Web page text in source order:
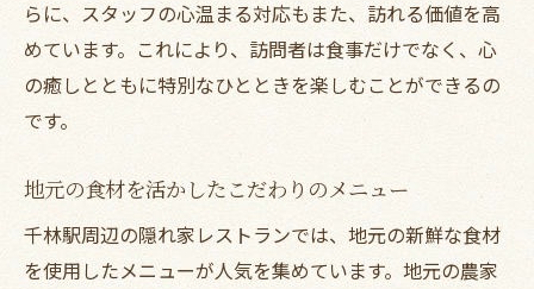
新鮮な野菜を使ったヘルシーメニュー
ー
シェフ自慢の創作料理とその魅力
季節ごとに変わる特別メニューの紹介
らに、スタッフの心温まる対応もまた、訪れる価値を高
めています。これにより、訪問者は食事だけでなく、心
の癒しとともに特別なひとときを楽しむことができるの
です。
地元の食材を活かしたこだわりのメニュー
千林駅周辺の隠れ家レストランでは、地元の新鮮な食材
を使用したメニューが人気を集めています。地元の農家